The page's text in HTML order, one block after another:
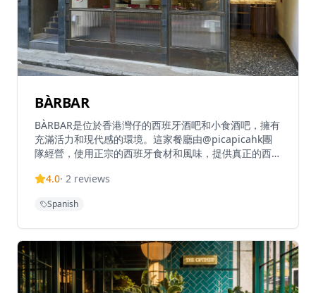
BÀRBAR
BÀRBAR是位於香港灣仔的西班牙酒吧和小食酒吧，擁有
充滿活力和現代感的環境。這家餐廳由@picapicahk團
隊經營，使用正宗的西班牙食材和風味，提供真正的西班
5分）的高評價，在香港13,651家餐廳中排名第9位，基
整的西班牙美食體驗，包括招牌菜和豐富的酒類選擇。餐
4.0· 2 reviews
Spanish